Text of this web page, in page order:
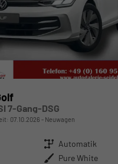
7-Gang-DSG
07.10.2026 Neuwagen
Getriebe Automatik
Außenfarbe Pure White